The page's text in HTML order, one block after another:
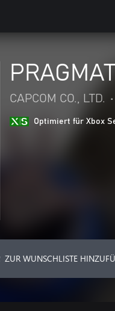
CAPCOM CO., LTD. •
Optimiert für Xbox
ZUR WUNSCHLISTE